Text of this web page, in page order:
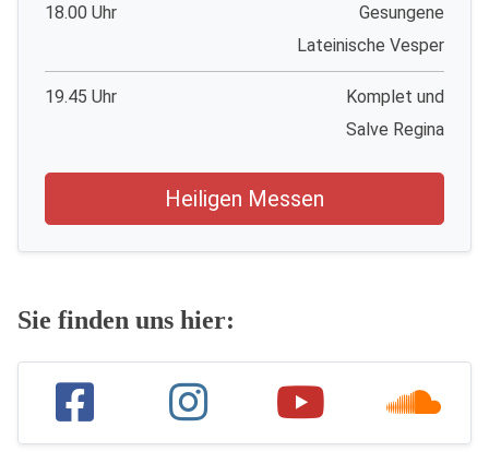
18.00 Uhr
Gesungene
Lateinische Vesper
19.45 Uhr
Komplet und
Salve Regina
Heiligen Messen
Sie finden uns hier: